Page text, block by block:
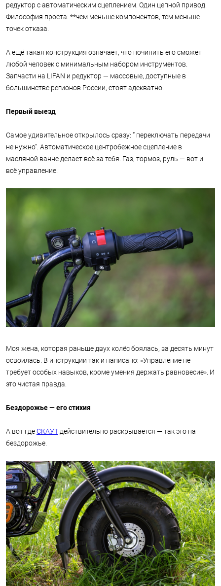
редуктор с автоматическим сцеплением. Один цепной привод.
Философия проста: **чем меньше компонентов, тем меньше
точек отказа.
А ещё такая конструкция означает, что починить его сможет
любой человек с минимальным набором инструментов.
Запчасти на LIFAN и редуктор — массовые, доступные в
большинстве регионов России, стоят адекватно.
Первый выезд
Самое удивительное открылось сразу: “ переключать передачи
не нужно”. Автоматическое центробежное сцепление в
масляной ванне делает всё за тебя. Газ, тормоз, руль — вот и
всё управление.
Моя жена, которая раньше двух колёс боялась, за десять минут
освоилась. В инструкции так и написано: «Управление не
требует особых навыков, кроме умения держать равновесие». И
это чистая правда.
Бездорожье — его стихия
А вот гдеСКАУТ действительно раскрывается — так это на
бездорожье.